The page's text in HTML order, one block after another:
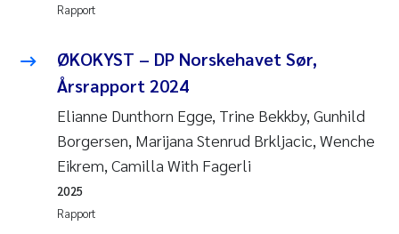
Rapport
ØKOKYST – DP Norskehavet Sør,
Årsrapport 2024
Elianne Dunthorn Egge, Trine Bekkby, Gunhild
Borgersen, Marijana Stenrud Brkljacic, Wenche
Eikrem, Camilla With Fagerli
Rapport
2025